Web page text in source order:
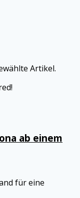
Artikel.
ab einem
für eine